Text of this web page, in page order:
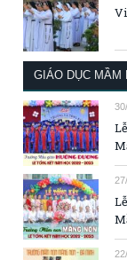
GIÁO DỤC MẦM